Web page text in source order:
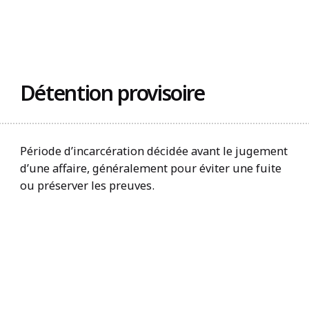
Détention provisoire
Période d’incarcération décidée avant le jugement
d’une affaire, généralement pour éviter une fuite
ou préserver les preuves.